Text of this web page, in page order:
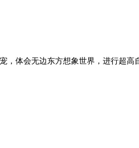
体会无边东方想象世界，进行超高